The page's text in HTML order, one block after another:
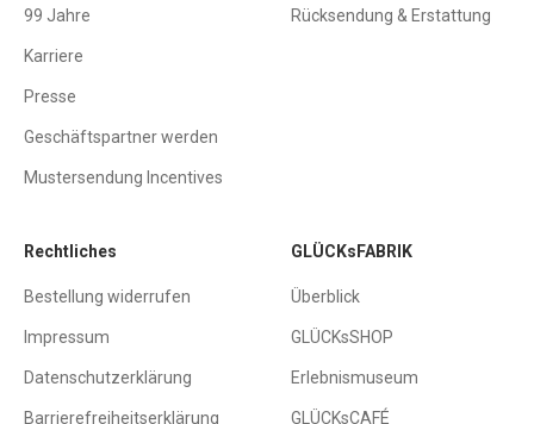
99 Jahre
Karriere
Presse
Geschäftspartner werden
Mustersendung Incentives
Rücksendung & Erstattung
Rechtliches
Bestellung widerrufen
Impressum
Datenschutzerklärung
Barrierefreiheitserklärung
GLÜCKsFABRIK
Überblick
GLÜCKsSHOP
Erlebnismuseum
GLÜCKsCAFÉ